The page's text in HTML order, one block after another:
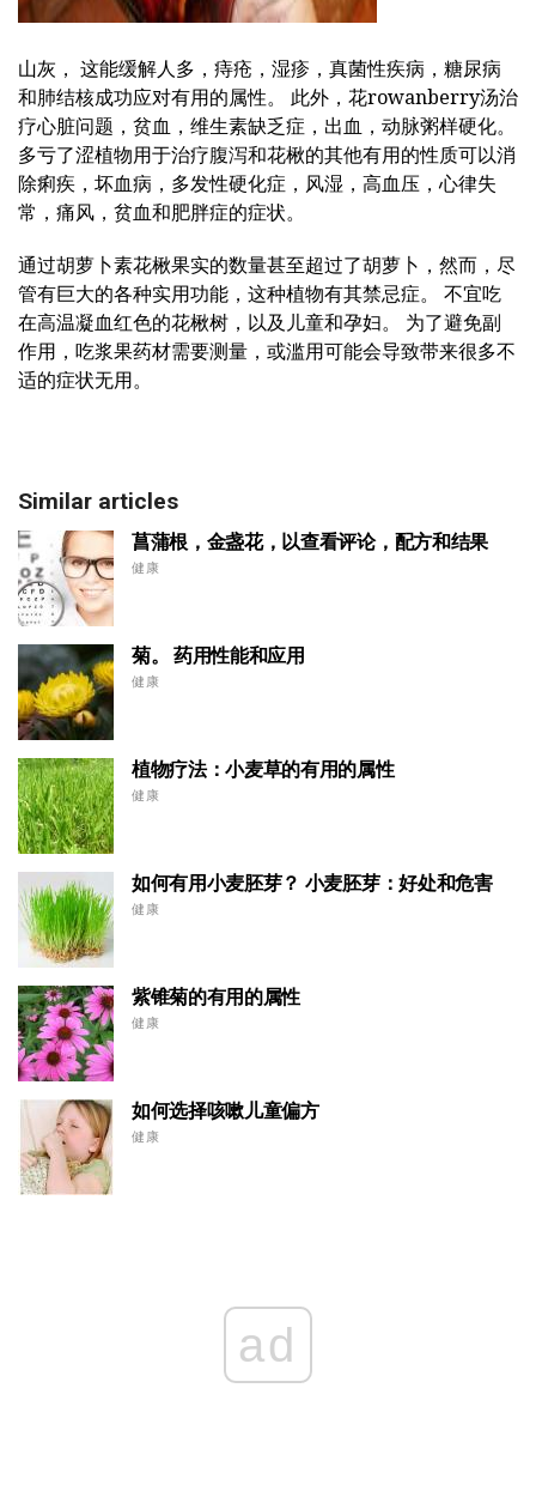
山灰， 这能缓解人多，痔疮，湿疹，真菌性疾病，糖尿病
和肺结核成功应对有用的属性。 此外，花rowanberry汤治
疗心脏问题，贫血，维生素缺乏症，出血，动脉粥样硬化。
多亏了涩植物用于治疗腹泻和花楸的其他有用的性质可以消
除痢疾，坏血病，多发性硬化症，风湿，高血压，心律失
常，痛风，贫血和肥胖症的症状。
通过胡萝卜素花楸果实的数量甚至超过了胡萝卜，然而，尽
管有巨大的各种实用功能，这种植物有其禁忌症。 不宜吃
在高温凝血红色的花楸树，以及儿童和孕妇。 为了避免副
作用，吃浆果药材需要测量，或滥用可能会导致带来很多不
适的症状无用。
Similar articles
菖蒲根，金盏花，以查看评论，配方和结果
健康
菊。 药用性能和应用
健康
植物疗法：小麦草的有用的属性
健康
如何有用小麦胚芽？ 小麦胚芽：好处和危害
健康
紫锥菊的有用的属性
健康
如何选择咳嗽儿童偏方
健康
ad